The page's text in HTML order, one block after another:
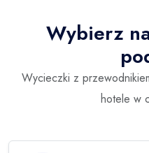
Wybierz
Wycieczki z
hotele w